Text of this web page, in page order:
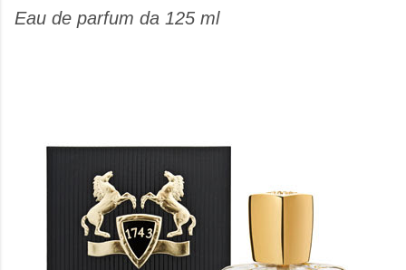
Eau de parfum da 125 ml